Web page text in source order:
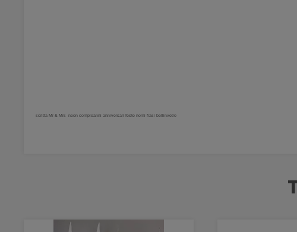
scritta Mr & Mrs neon compleanni anniversari feste nomi frasi bellinvetro